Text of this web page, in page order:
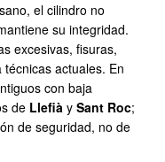
el cilindro no
su integridad.
excesivas, fisuras,
actuales. En
con baja
de Llefià y Sant Roc;
de seguridad, no de